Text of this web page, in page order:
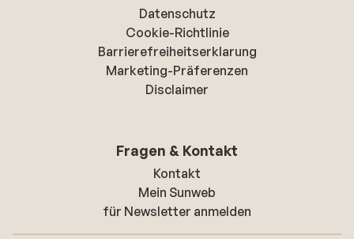
Datenschutz
Cookie-Richtlinie
Barrierefreiheitserklarung
Marketing-Präferenzen
Disclaimer
Fragen & Kontakt
Kontakt
Mein Sunweb
für Newsletter anmelden